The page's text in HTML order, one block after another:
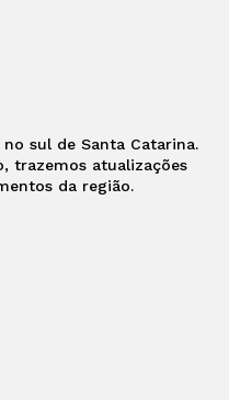
sul de Santa Catarina.
trazemos atualizações
da região.